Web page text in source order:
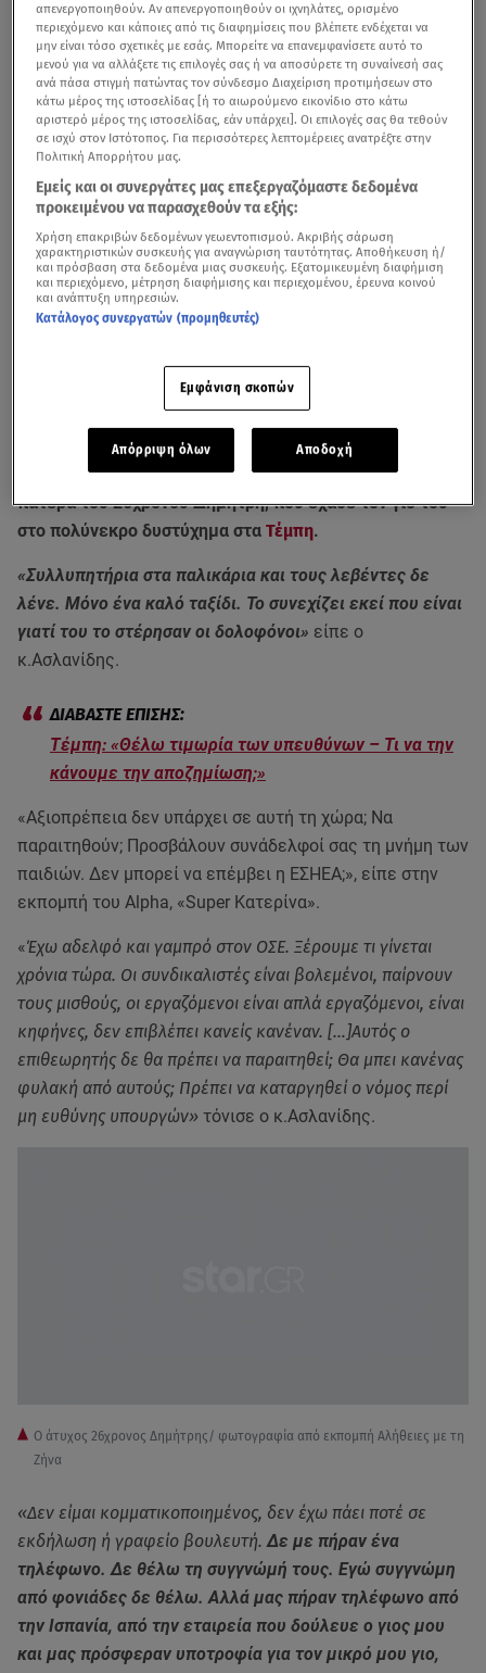
Ξεχειλίζει η οργή και ο πόνος δεν περιγράφεται για τον
πατέρα του 26χρονου Δημήτρη, που έχασε τον γιο του
στο πολύνεκρο δυστύχημα στα Τέμπη.
«Συλλυπητήρια στα παλικάρια και τους λεβέντες δε
λένε. Μόνο ένα καλό ταξίδι. Το συνεχίζει εκεί που είναι
γιατί του το στέρησαν οι δολοφόνοι» είπε ο
κ.Ασλανίδης.
Τέμπη: «Θέλω τιμωρία των υπευθύνων – Τι να την
κάνουμε την αποζημίωση;»
«Αξιοπρέπεια δεν υπάρχει σε αυτή τη χώρα; Να
παραιτηθούν; Προσβάλουν συνάδελφοί σας τη μνήμη των
παιδιών. Δεν μπορεί να επέμβει η ΕΣΗΕΑ;», είπε στην
εκπομπή του Alpha, «Super Κατερίνα».
«Έχω αδελφό και γαμπρό στον ΟΣΕ. Ξέρουμε τι γίνεται
χρόνια τώρα. Οι συνδικαλιστές είναι βολεμένοι, παίρνουν
τους μισθούς, οι εργαζόμενοι είναι απλά εργαζόμενοι, είναι
κηφήνες, δεν επιβλέπει κανείς κανέναν. […]Αυτός ο
επιθεωρητής δε θα πρέπει να παραιτηθεί; Θα μπει κανένας
φυλακή από αυτούς; Πρέπει να καταργηθεί ο νόμος περί
μη ευθύνης υπουργών» τόνισε ο κ.Ασλανίδης.
Ο άτυχος 26χρονος Δημήτρης/ φωτογραφία από εκπομπή Αλήθειες με τη
Ζήνα
«Δεν είμαι κομματικοποιημένος, δεν έχω πάει ποτέ σε
εκδήλωση ή γραφείο βουλευτή. Δε με πήραν ένα
τηλέφωνο. Δε θέλω τη συγγνώμή τους. Εγώ συγγνώμη
από φονιάδες δε θέλω. Αλλά μας πήραν τηλέφωνο από
την Ισπανία, από την εταιρεία που δούλευε ο γιος μου
και μας πρόσφεραν υποτροφία για τον μικρό μου γιο,
απενεργοποιηθούν. Αν απενεργοποιηθούν οι ιχνηλάτες, ορισμένο
περιεχόμενο και κάποιες από τις διαφημίσεις που βλέπετε ενδέχεται να
μην είναι τόσο σχετικές με εσάς. Μπορείτε να επανεμφανίσετε αυτό το
μενού για να αλλάξετε τις επιλογές σας ή να αποσύρετε τη συναίνεσή σας
ανά πάσα στιγμή πατώντας τον σύνδεσμο Διαχείριση προτιμήσεων στο
κάτω μέρος της ιστοσελίδας [ή το αιωρούμενο εικονίδιο στο κάτω
αριστερό μέρος της ιστοσελίδας, εάν υπάρχει]. Οι επιλογές σας θα τεθούν
σε ισχύ στον Ιστότοπος. Για περισσότερες λεπτομέρειες ανατρέξτε στην
Πολιτική Απορρήτου μας.
Εμείς και οι συνεργάτες μας επεξεργαζόμαστε δεδομένα
προκειμένου να παρασχεθούν τα εξής:
Χρήση επακριβών δεδομένων γεωεντοπισμού. Ακριβής σάρωση
χαρακτηριστικών συσκευής για αναγνώριση ταυτότητας. Αποθήκευση ή/
και πρόσβαση στα δεδομένα μιας συσκευής. Εξατομικευμένη διαφήμιση
και περιεχόμενο, μέτρηση διαφήμισης και περιεχομένου, έρευνα κοινού
και ανάπτυξη υπηρεσιών.
Κατάλογος συνεργατών (προμηθευτές)
Εμφάνιση σκοπών
Απόρριψη όλων Αποδοχή